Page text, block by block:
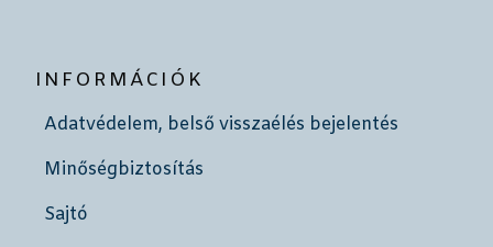
INFORMÁCIÓK
Adatvédelem, belső visszaélés bejelentés
Minőségbiztosítás
Sajtó